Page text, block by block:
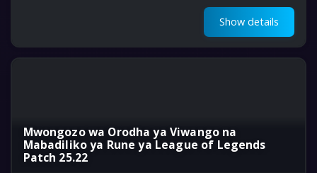
Show details
Mwongozo wa Orodha ya Viwango na
Mabadiliko ya Rune ya League of Legends
Patch 25.22